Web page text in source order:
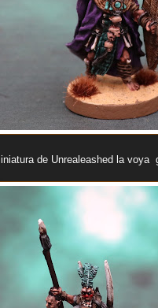
de Unrealeashed la voya